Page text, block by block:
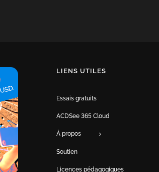
LIENS UTILES
Essais gratuits
ACDSee 365 Cloud
À propos
Soutien
Licences pédagogiques